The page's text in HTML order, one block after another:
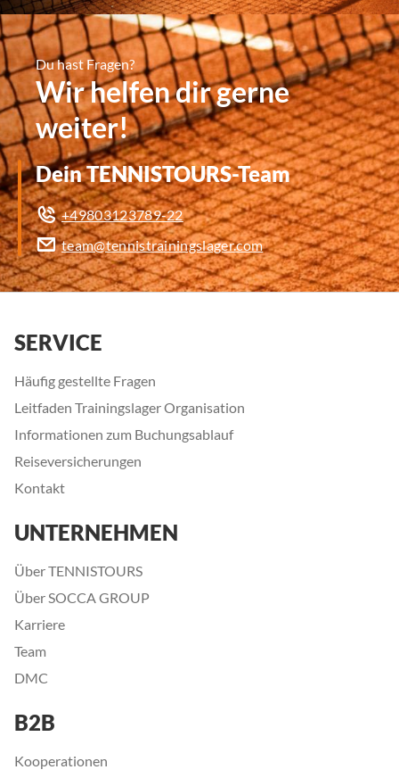
Du hast Fragen?
Wir helfen dir gerne
weiter!
Dein TENNISTOURS-Team
+49803123789-22
team@tennistrainingslager.com
SERVICE
Häufig gestellte Fragen
Leitfaden Trainingslager Organisation
Informationen zum Buchungsablauf
Reiseversicherungen
Kontakt
UNTERNEHMEN
Über TENNISTOURS
Über SOCCA GROUP
Karriere
Team
DMC
B2B
Kooperationen